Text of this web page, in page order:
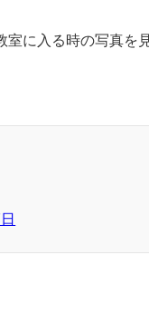
に入る時の写真を